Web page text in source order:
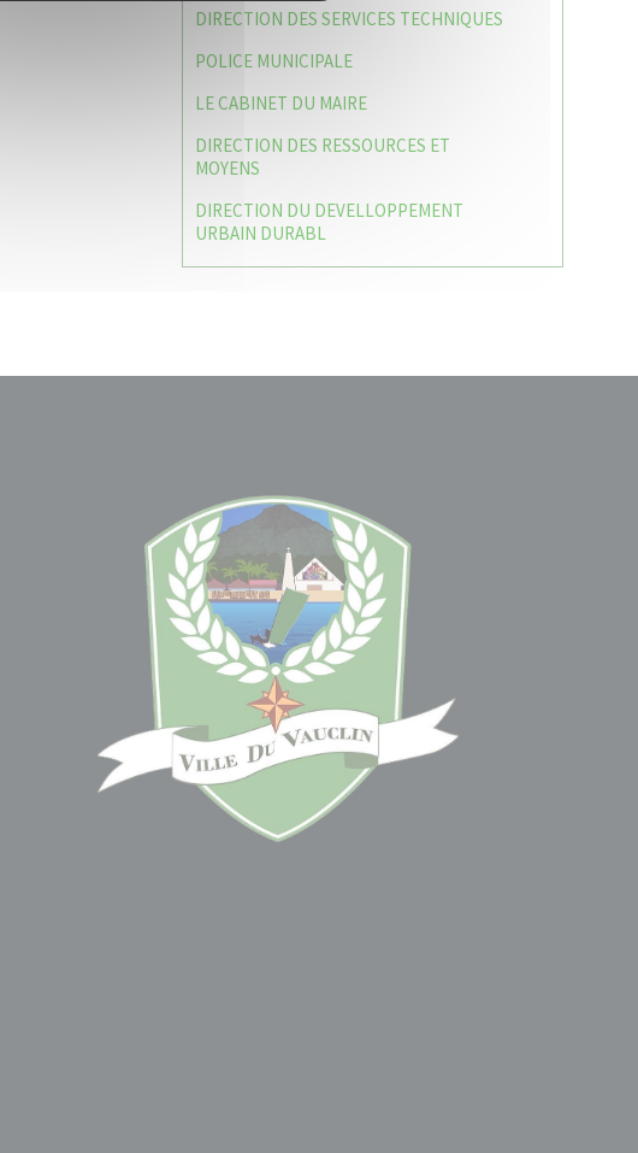
DIRECTION DES SERVICES TECHNIQUES
POLICE MUNICIPALE
LE CABINET DU MAIRE
DIRECTION DES RESSOURCES ET
MOYENS
DIRECTION DU DEVELLOPPEMENT
URBAIN DURABL